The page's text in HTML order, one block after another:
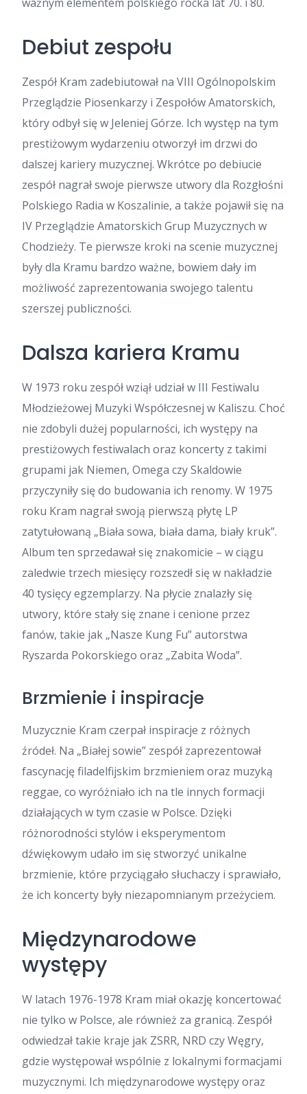
Debiut zespołu
Zespół Kram zadebiutował na VIII Ogólnopolskim
Przeglądzie Piosenkarzy i Zespołów Amatorskich,
który odbył się w Jeleniej Górze. Ich występ na tym
prestiżowym wydarzeniu otworzył im drzwi do
dalszej kariery muzycznej. Wkrótce po debiucie
zespół nagrał swoje pierwsze utwory dla Rozgłośni
Polskiego Radia w Koszalinie, a także pojawił się na
IV Przeglądzie Amatorskich Grup Muzycznych w
Chodzieży. Te pierwsze kroki na scenie muzycznej
były dla Kramu bardzo ważne, bowiem dały im
możliwość zaprezentowania swojego talentu
szerszej publiczności.
Dalsza kariera Kramu
W 1973 roku zespół wziął udział w III Festiwalu
Młodzieżowej Muzyki Współczesnej w Kaliszu. Choć
nie zdobyli dużej popularności, ich występy na
prestiżowych festiwalach oraz koncerty z takimi
grupami jak Niemen, Omega czy Skaldowie
przyczyniły się do budowania ich renomy. W 1975
roku Kram nagrał swoją pierwszą płytę LP
zatytułowaną „Biała sowa, biała dama, biały kruk”.
Album ten sprzedawał się znakomicie – w ciągu
zaledwie trzech miesięcy rozszedł się w nakładzie
40 tysięcy egzemplarzy. Na płycie znalazły się
utwory, które stały się znane i cenione przez
fanów, takie jak „Nasze Kung Fu” autorstwa
Ryszarda Pokorskiego oraz „Zabita Woda”.
Brzmienie i inspiracje
Muzycznie Kram czerpał inspiracje z różnych
źródeł. Na „Białej sowie” zespół zaprezentował
fascynację filadelfijskim brzmieniem oraz muzyką
reggae, co wyróżniało ich na tle innych formacji
działających w tym czasie w Polsce. Dzięki
różnorodności stylów i eksperymentom
dźwiękowym udało im się stworzyć unikalne
brzmienie, które przyciągało słuchaczy i sprawiało,
że ich koncerty były niezapomnianym przeżyciem.
Międzynarodowe
występy
W latach 1976-1978 Kram miał okazję koncertować
nie tylko w Polsce, ale również za granicą. Zespół
odwiedzał takie kraje jak ZSRR, NRD czy Węgry,
gdzie występował wspólnie z lokalnymi formacjami
muzycznymi. Ich międzynarodowe występy oraz